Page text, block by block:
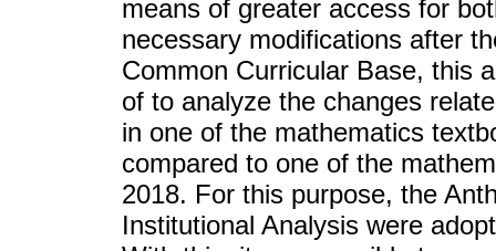
means of greater access for
necessary modifications after
Common Curricular Base, this
of to analyze the changes
in one of the mathematics
compared to one of the
2018. For this purpose, the
Institutional Analysis were